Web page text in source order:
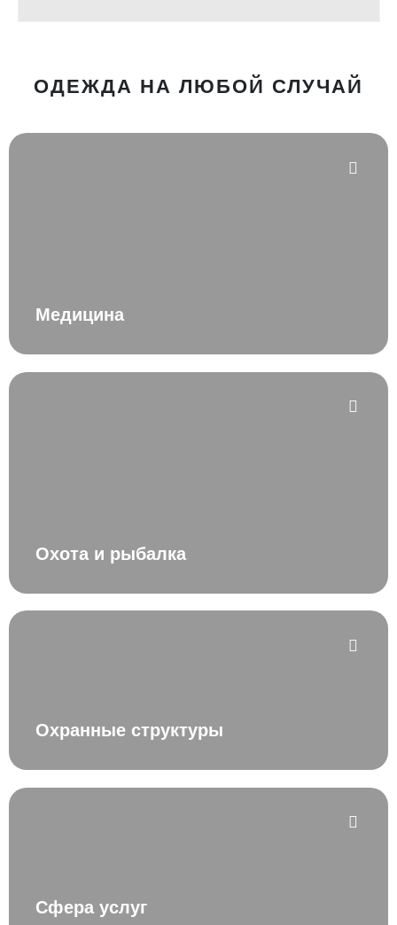
ОДЕЖДА НА ЛЮБОЙ СЛУЧАЙ
Медицина
Охота и рыбалка
Охранные структуры
Сфера услуг